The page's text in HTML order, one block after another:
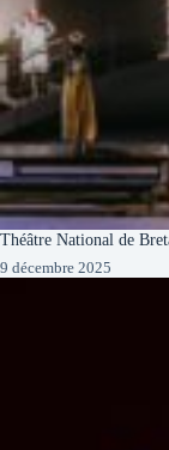
Théâtre National de
9 décembre 2025